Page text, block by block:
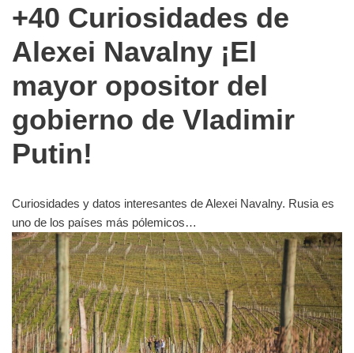
+40 Curiosidades de
Alexei Navalny ¡El
mayor opositor del
gobierno de Vladimir
Putin!
Curiosidades y datos interesantes de Alexei Navalny. Rusia es
uno de los países más pólemicos…